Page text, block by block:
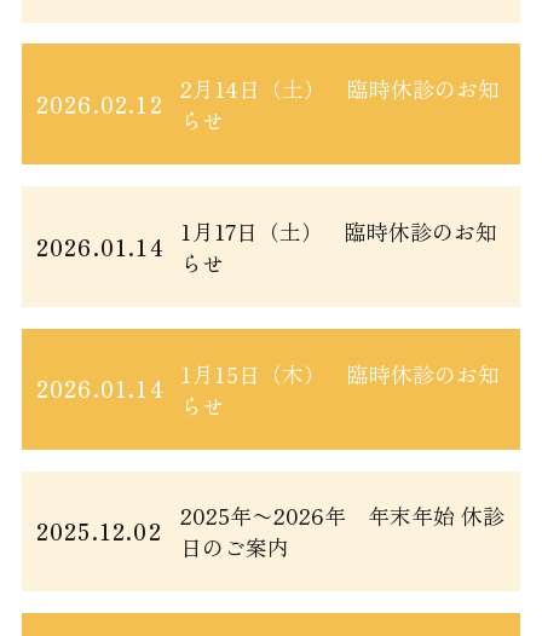
2026.02.12
2月14日（土） 臨時休診のお知
らせ
2026.01.14
1月17日（土） 臨時休診のお知
らせ
2026.01.14
1月15日（木） 臨時休診のお知
らせ
2025.12.02
2025年〜2026年 年末年始 休診
日のご案内